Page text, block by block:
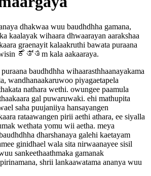
dhakwaa wuu baudhdhha gamana,
kaalayak wihaara dhwaarayan aarakshaa
graenayit kalaakruthi bawata puraana
ಕೆತ್ತm kala aakaaraya.
baudhdhha wihaarasthhaanayakama
wandhanaakaruwoo piyagaetapela
nathara wethi. owungee paamula
gal puwaruwaki. ehi mathupita
saha puujaniiya hansayangen
rataawangen pirii aethi athara, ee siyalla
wethata yomu wii aetha. meya
dharshanaya galehi kaetayam
ginidhael wala sita nirwaanayee sisil
sankeethaathmaka gamanak
shrii lankaawatama ananya wuu